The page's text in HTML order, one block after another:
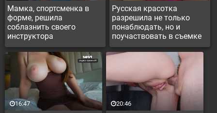
Мамка, спортсменка в
форме, решила
соблазнить своего
инструктора
Русская красотка
разрешила не только
понаблюдать, но и
поучаствовать в съемке
порно контента парню
16:47 20:46